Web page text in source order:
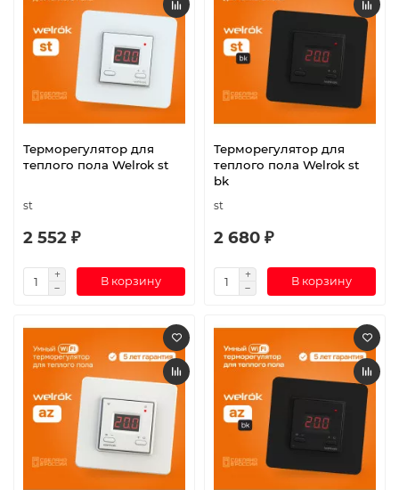
Терморегулятор для
теплого пола Welrok st
st
2 552 ₽
В корзину
Терморегулятор для
теплого пола Welrok st
bk
st
2 680 ₽
В корзину